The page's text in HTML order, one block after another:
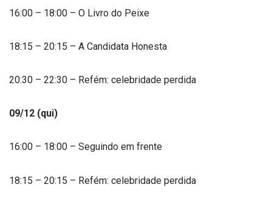
16:00 – 18:00 – O Livro do Peixe
18:15 – 20:15 – A Candidata Honesta
20:30 – 22:30 – Refém: celebridade perdida
09/12 (qui)
16:00 – 18:00 – Seguindo em frente
18:15 – 20:15 – Refém: celebridade perdida